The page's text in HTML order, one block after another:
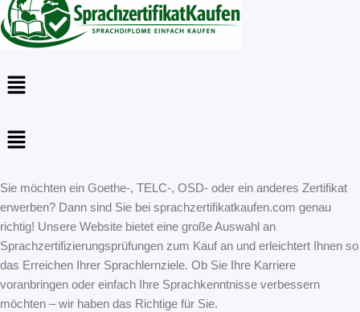
Menu
Menu
Sie möchten ein Goethe-, TELC-, OSD- oder ein anderes Zertifikat
erwerben? Dann sind Sie bei sprachzertifikatkaufen.com genau
richtig! Unsere Website bietet eine große Auswahl an
Sprachzertifizierungsprüfungen zum Kauf an und erleichtert Ihnen so
das Erreichen Ihrer Sprachlernziele. Ob Sie Ihre Karriere
voranbringen oder einfach Ihre Sprachkenntnisse verbessern
möchten – wir haben das Richtige für Sie.